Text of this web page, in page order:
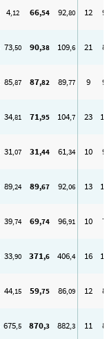
4,12 66,54 92,80 12 9
73,50 90,38 109,6 21 8
85,87 87,82 89,77 9 9
34,81 71,95 104,7 23
31,07 31,44 61,34 10 9
89,24 89,67 92,06 13
39,74 69,74 96,91 10 7
33,90 371,6 406,4 16
44,15 59,75 86,09 12 8
675,5 870,3 882,3 11 8